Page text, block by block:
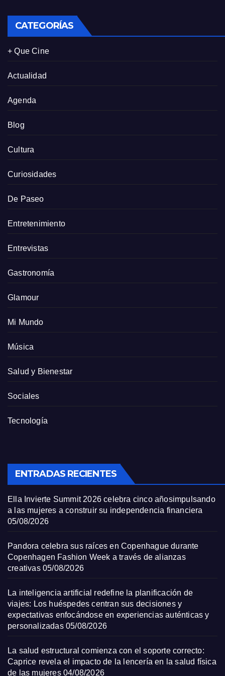
CATEGORÍAS
+ Que Cine
Actualidad
Agenda
Blog
Cultura
Curiosidades
De Paseo
Entretenimiento
Entrevistas
Gastronomía
Glamour
Mi Mundo
Música
Salud y Bienestar
Sociales
Tecnología
ENTRADAS RECIENTES
Ella Invierte Summit 2026 celebra cinco añosimpulsando
a las mujeres a construir su independencia financiera
05/08/2026
Pandora celebra sus raíces en Copenhague durante
Copenhagen Fashion Week a través de alianzas
creativas 05/08/2026
La inteligencia artificial redefine la planificación de
viajes: Los huéspedes centran sus decisiones y
expectativas enfocándose en experiencias auténticas y
personalizadas 05/08/2026
La salud estructural comienza con el soporte correcto:
Caprice revela el impacto de la lencería en la salud física
de las mujeres 04/08/2026